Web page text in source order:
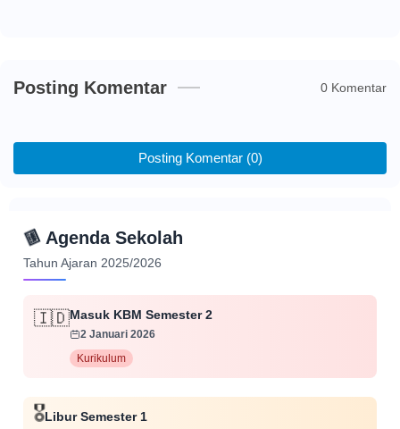
Posting Komentar 0 Komentar
Posting Komentar (0)
📅 Agenda Sekolah
Tahun Ajaran 2025/2026
🇮🇩 Masuk KBM Semester 2
2 Januari 2026
Kurikulum
🎖️Libur Semester 1